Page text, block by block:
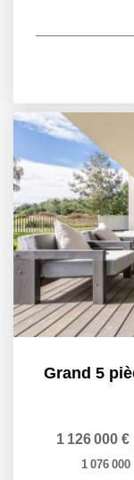
Grand 5
1 126 000 €
1 076 000